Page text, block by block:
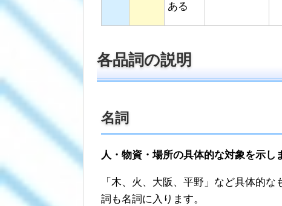
ある
各品詞の説明
名詞
人・物資・場所の具体的な対象を示し
「木、火、大阪、平野」など具体的
詞も名詞に入ります。